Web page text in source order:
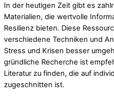
In der heutigen Zeit gibt es
Materialien, die wertvolle
Resilienz bieten. Diese
verschiedene Techniken und
Stress und Krisen besser
gründliche Recherche ist
Literatur zu finden, die auf
zugeschnitten ist.